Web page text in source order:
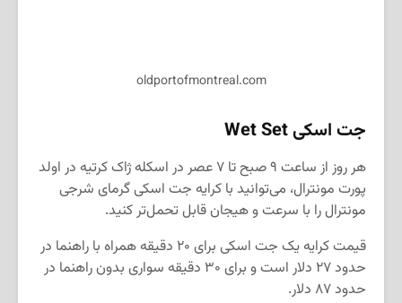
oldportofmontreal.com
جت اسکیWet Set
هر روز از ساعت ۹ صبح تا ۷ عصر در اسکله ژاک کرتیه در اولد
پورت مونترال، می‌توانید با کرایه جت اسکی گرمای شرجی
مونترال را با سرعت و هیجان قابل تحمل‌تر کنید.
قیمت کرایه یک جت اسکی برای ۲۰ دقیقه همراه با راهنما در
حدود ۲۷ دلار است و برای ۳۰ دقیقه سواری بدون راهنما در
حدود ۸۷ دلار.